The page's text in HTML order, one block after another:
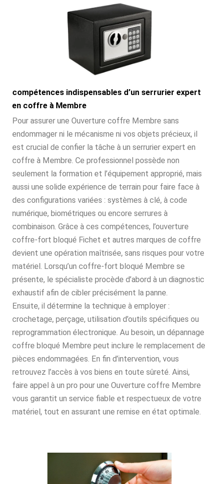
compétences indispensables d’un serrurier expert
en coffre à Membre
Pour assurer une Ouverture coffre Membre sans
endommager ni le mécanisme ni vos objets précieux, il
est crucial de confier la tâche à un serrurier expert en
coffre à Membre. Ce professionnel possède non
seulement la formation et l’équipement approprié, mais
aussi une solide expérience de terrain pour faire face à
des configurations variées : systèmes à clé, à code
numérique, biométriques ou encore serrures à
combinaison. Grâce à ces compétences, l’ouverture
coffre-fort bloqué Fichet et autres marques de coffre
devient une opération maîtrisée, sans risques pour votre
matériel. Lorsqu’un coffre-fort bloqué Membre se
présente, le spécialiste procède d’abord à un diagnostic
exhaustif afin de cibler précisément la panne.
Ensuite, il détermine la technique à employer :
crochetage, perçage, utilisation d’outils spécifiques ou
reprogrammation électronique. Au besoin, un dépannage
coffre bloqué Membre peut inclure le remplacement de
pièces endommagées. En fin d’intervention, vous
retrouvez l’accès à vos biens en toute sûreté. Ainsi,
faire appel à un pro pour une Ouverture coffre Membre
vous garantit un service fiable et respectueux de votre
matériel, tout en assurant une remise en état optimale.